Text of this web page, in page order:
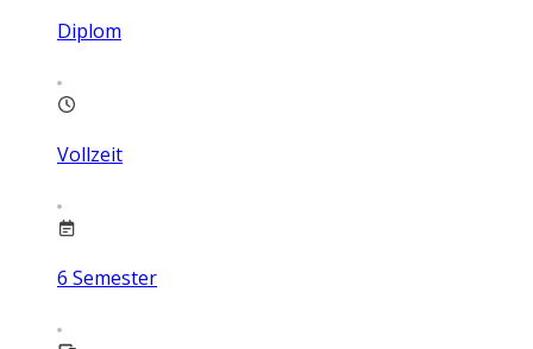
Diplom
Vollzeit
6 Semester